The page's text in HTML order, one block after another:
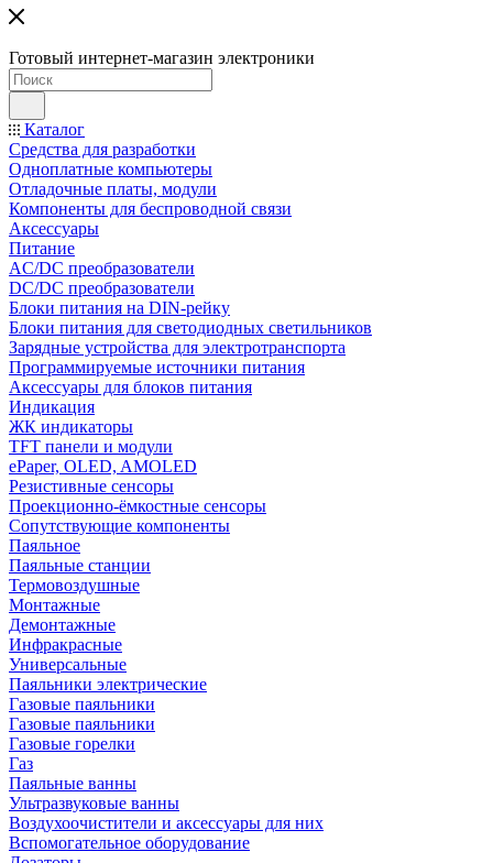
Готовый интернет-магазин электроники
Каталог
Средства для разработки
Одноплатные компьютеры
Отладочные платы, модули
Компоненты для беспроводной связи
Аксессуары
Питание
AC/DC преобразователи
DC/DC преобразователи
Блоки питания на DIN-рейку
Блоки питания для светодиодных светильников
Зарядные устройства для электротранспорта
Программируемые источники питания
Аксессуары для блоков питания
Индикация
ЖК индикаторы
TFT панели и модули
ePaper, OLED, AMOLED
Резистивные сенсоры
Проекционно-ёмкостные сенсоры
Сопутствующие компоненты
Паяльное
Паяльные станции
Термовоздушные
Монтажные
Демонтажные
Инфракрасные
Универсальные
Паяльники электрические
Газовые паяльники
Газовые паяльники
Газовые горелки
Газ
Паяльные ванны
Ультразвуковые ванны
Воздухоочистители и аксессуары для них
Вспомогательное оборудование